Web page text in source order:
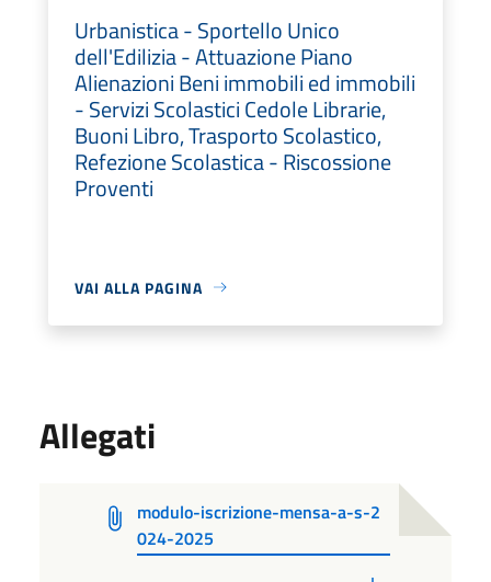
Urbanistica - Sportello Unico
dell'Edilizia - Attuazione Piano
Alienazioni Beni immobili ed immobili
- Servizi Scolastici Cedole Librarie,
Buoni Libro, Trasporto Scolastico,
Refezione Scolastica - Riscossione
Proventi
VAI ALLA PAGINA
Allegati
modulo-iscrizione-mensa-a-s-2
024-2025